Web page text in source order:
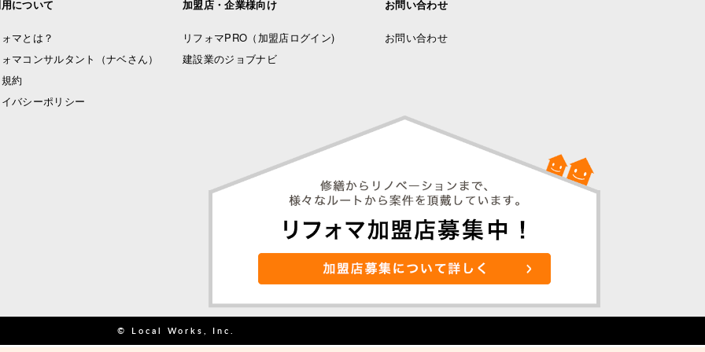
について
マとは？
マコンサルタント（ナベさん）
約
バシーポリシー
加盟店・企業様向け
リフォマPRO （加盟店ログイン)
建設業のジョブナビ
お問い合わせ
お問い合わせ
© Local Works, Inc.